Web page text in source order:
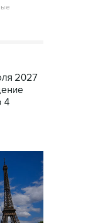
2027
4